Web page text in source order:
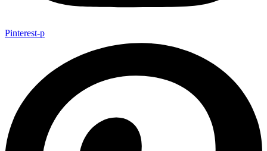
Pinterest-p